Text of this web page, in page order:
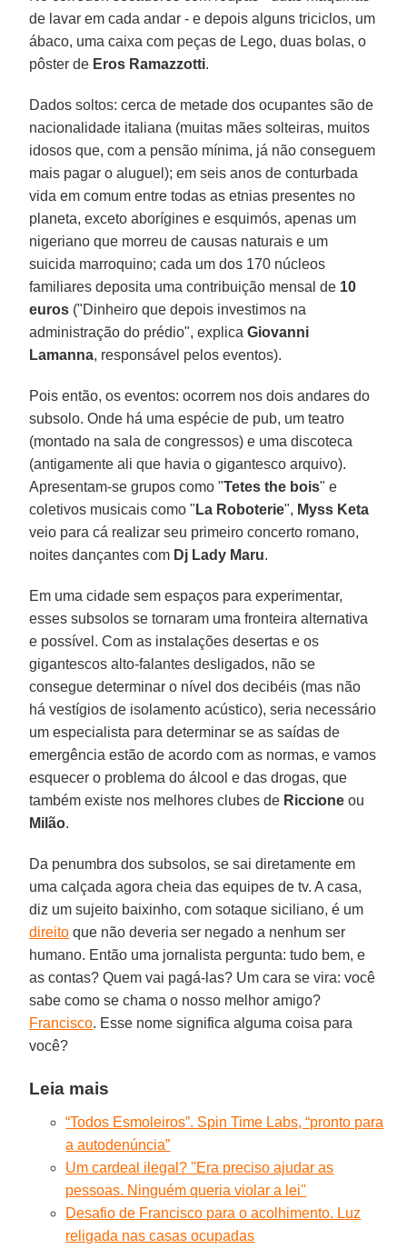
de lavar em cada andar - e depois alguns triciclos, um
ábaco, uma caixa com peças de Lego, duas bolas, o
pôster de Eros Ramazzotti.
Dados soltos: cerca de metade dos ocupantes são de
nacionalidade italiana (muitas mães solteiras, muitos
idosos que, com a pensão mínima, já não conseguem
mais pagar o aluguel); em seis anos de conturbada
vida em comum entre todas as etnias presentes no
planeta, exceto aborígines e esquimós, apenas um
nigeriano que morreu de causas naturais e um
suicida marroquino; cada um dos 170 núcleos
familiares deposita uma contribuição mensal de 10
euros ("Dinheiro que depois investimos na
administração do prédio", explicaGiovanni
Lamanna, responsável pelos eventos).
Pois então, os eventos: ocorrem nos dois andares do
subsolo. Onde há uma espécie de pub, um teatro
(montado na sala de congressos) e uma discoteca
(antigamente ali que havia o gigantesco arquivo).
Apresentam-se grupos como "Tetes the bois" e
coletivos musicais como " La Roboterie", Myss Keta
veio para cá realizar seu primeiro concerto romano,
noites dançantes com Dj Lady Maru.
Em uma cidade sem espaços para experimentar,
esses subsolos se tornaram uma fronteira alternativa
e possível. Com as instalações desertas e os
gigantescos alto-falantes desligados, não se
consegue determinar o nível dos decibéis (mas não
há vestígios de isolamento acústico), seria necessário
um especialista para determinar se as saídas de
emergência estão de acordo com as normas, e vamos
esquecer o problema do álcool e das drogas, que
também existe nos melhores clubes de Riccione ou
Milão.
Da penumbra dos subsolos, se sai diretamente em
uma calçada agora cheia das equipes de tv. A casa,
diz um sujeito baixinho, com sotaque siciliano, é um
direito que não deveria ser negado a nenhum ser
humano. Então uma jornalista pergunta: tudo bem, e
as contas? Quem vai pagá-las? Um cara se vira: você
sabe como se chama o nosso melhor amigo?
Francisco. Esse nome significa alguma coisa para
você?
Leia mais
“Todos Esmoleiros”. Spin Time Labs, “pronto para
a autodenúncia”
Um cardeal ilegal? ''Era preciso ajudar as
pessoas. Ninguém queria violar a lei''
Desafio de Francisco para o acolhimento. Luz
religada nas casas ocupadas